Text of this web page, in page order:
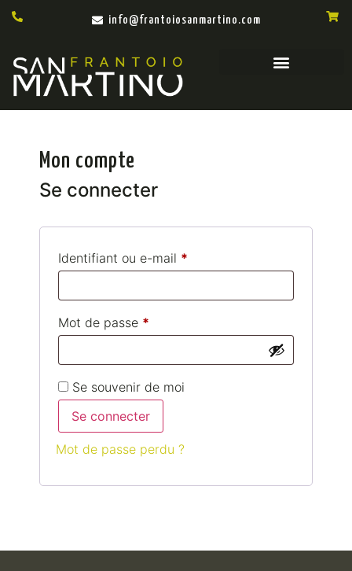
info@frantoiosanmartino.com
Mon compte
Se connecter
Identifiant ou e-mail *
Mot de passe *
Se souvenir de moi
Se connecter
Mot de passe perdu ?